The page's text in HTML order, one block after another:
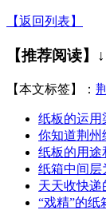
【返回列表】
【推荐阅读】↓
【本文标签】：
纸板的运用
你知道荆州
纸板的用途
纸箱中间层
天天收快递
“戏精”的纸